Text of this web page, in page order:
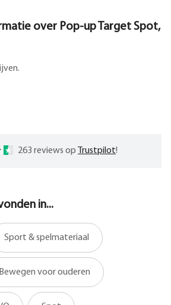
over Pop-up Target Spot,
263 reviews op Trustpilot!
in...
Sport & spelmateriaal
Bewegen voor ouderen